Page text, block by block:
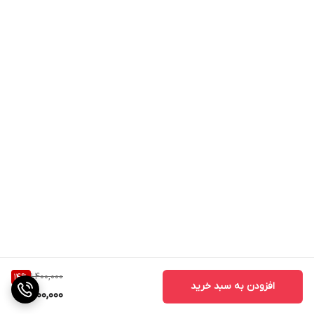
1,400,000
14%
1,200,000
افزودن به سبد خرید